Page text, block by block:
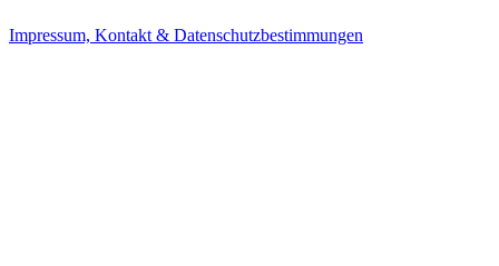
Impressum, Kontakt & Datenschutzbestimmungen